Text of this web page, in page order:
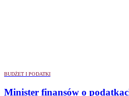
BUDŻET I PODATKI
Minister finansów o